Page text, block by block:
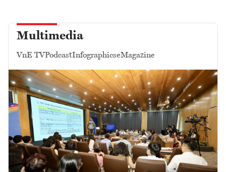
Multimedia
VnE TVPodcastInfographicseMagazine